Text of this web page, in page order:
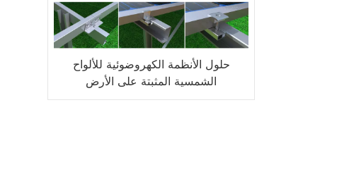
حلول الأنظمة الكهروضوئية للألواح
الشمسية المثبتة على الأرض